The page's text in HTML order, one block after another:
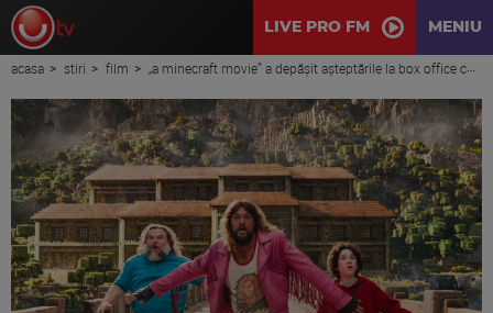
LIVE PRO FM MENIU
acasa stiri film „a minecraft movie” a depăşit aşteptările la box office cu încasări record la debut de 157 de milioane de dolari